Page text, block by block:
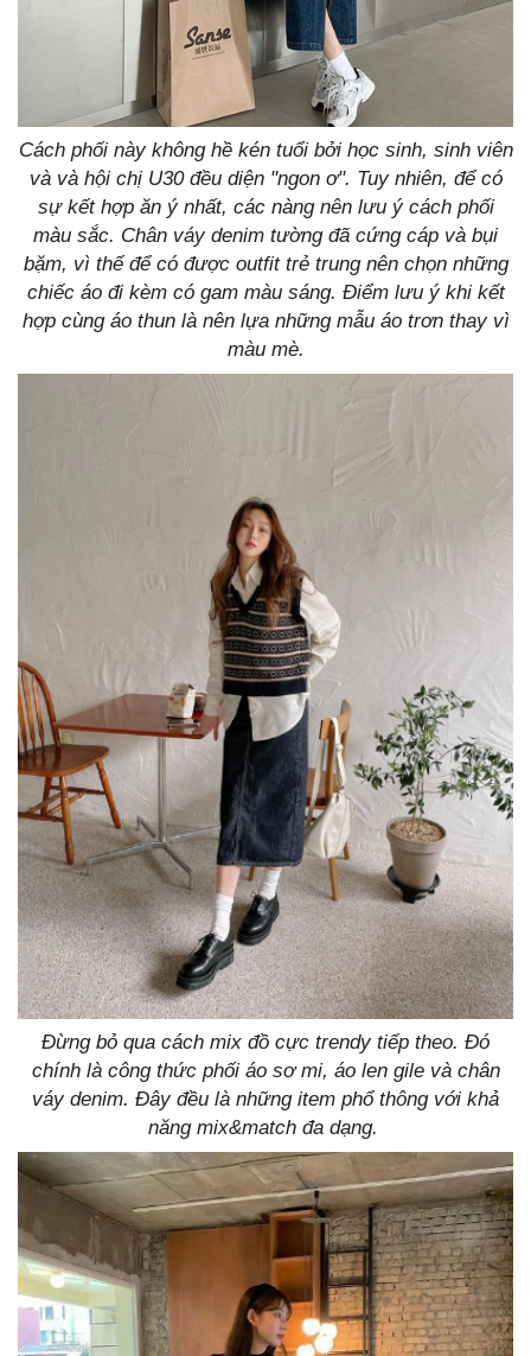
Cách phối này không hề kén tuổi bởi học sinh, sinh viên
và và hội chị U30 đều diện "ngon ơ". Tuy nhiên, để có
sự kết hợp ăn ý nhất, các nàng nên lưu ý cách phối
màu sắc. Chân váy denim tường đã cứng cáp và bụi
bặm, vì thế để có được outfit trẻ trung nên chọn những
chiếc áo đi kèm có gam màu sáng. Điểm lưu ý khi kết
hợp cùng áo thun là nên lựa những mẫu áo trơn thay vì
màu mè.
Đừng bỏ qua cách mix đồ cực trendy tiếp theo. Đó
chính là công thức phối áo sơ mi, áo len gile và chân
váy denim. Đây đều là những item phổ thông với khả
năng mix&match đa dạng.